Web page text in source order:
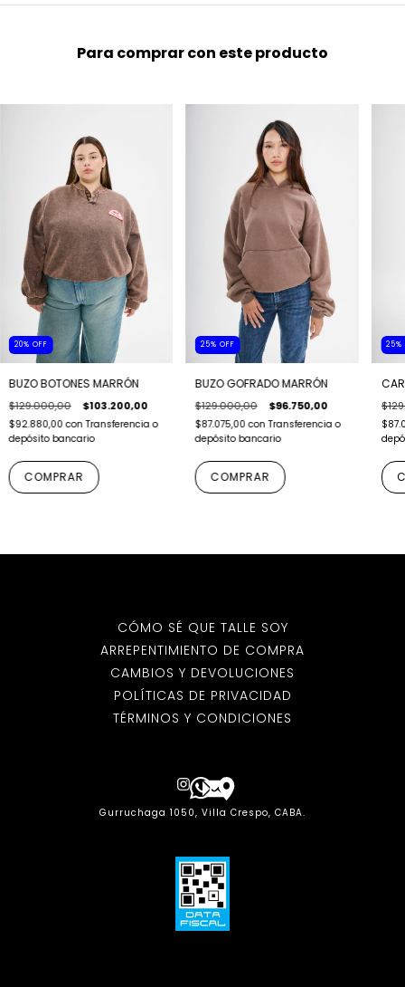
Para comprar con este producto
20% OFF
BUZO BOTONES MARRÓN
$129.000,00 $103.200,00
$92.880,00con Transferencia o
depósito bancario
COMPRAR
25% OFF
BUZO GOFRADO MARRÓN
$129.000,00 $96.750,00
$87.075,00con Transferencia o
depósito bancario
COMPRAR
25%
CÓMO SÉ QUE TALLE SOY
ARREPENTIMIENTO DE COMPRA
CAMBIOS Y DEVOLUCIONES
POLÍTICAS DE PRIVACIDAD
TÉRMINOS Y CONDICIONES
Gurruchaga 1050, Villa Crespo, CABA.